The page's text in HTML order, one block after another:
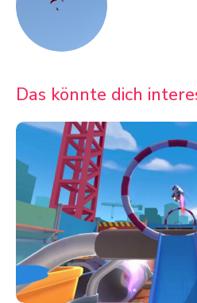
Das könnte dich